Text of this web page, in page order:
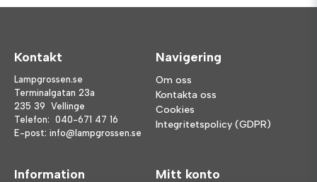
Kontakt
Lampgrossen.se
Terminalgatan 23a
235 39 Vellinge
Telefon: 040-671 47 16
E-post: info@lampgrossen.se
Navigering
Om oss
Kontakta oss
Cookies
Integritetspolicy (GDPR)
Information Mitt konto